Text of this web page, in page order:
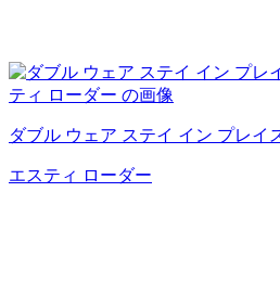
ダブル ウェア ステイ イン プレイ
エスティ ローダー